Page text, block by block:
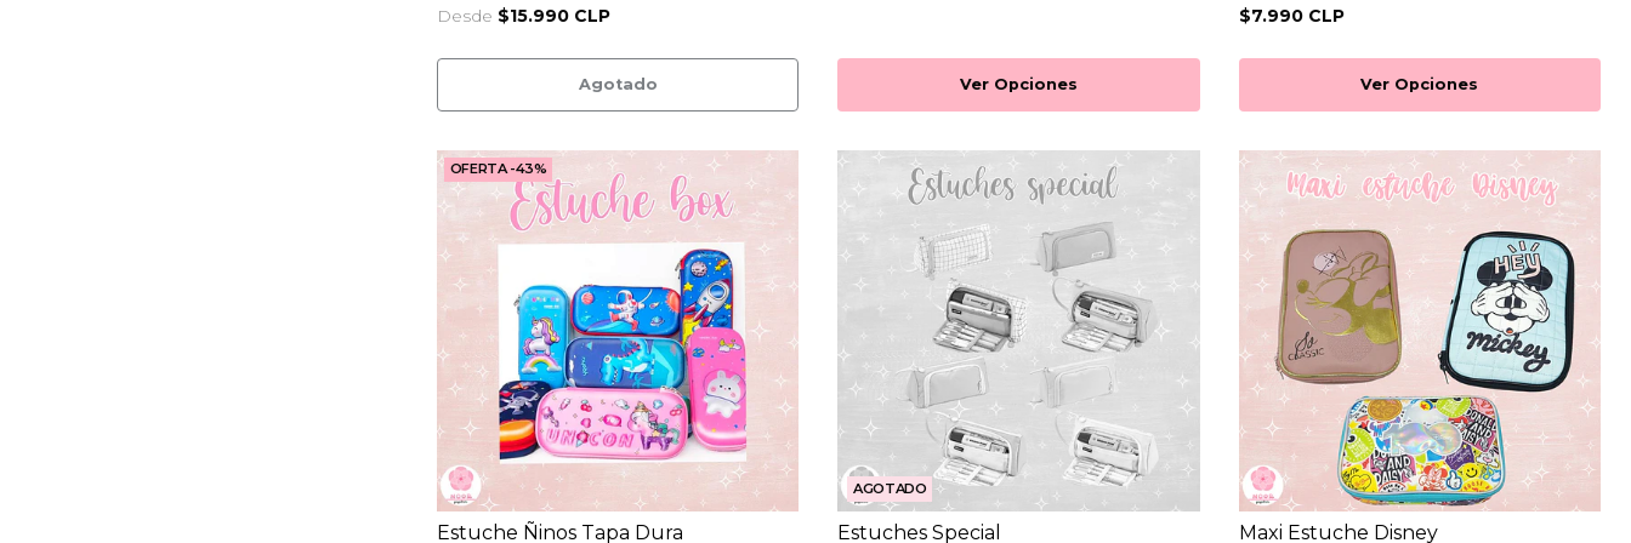
Desde $15.990 CLP
Agotado Ver Opciones
$7.990 CLP
Ver Opciones
OFERTA -43%
Estuche Ñinos Tapa Dura
AGOTADO
Estuches Special Maxi Estuche Disney